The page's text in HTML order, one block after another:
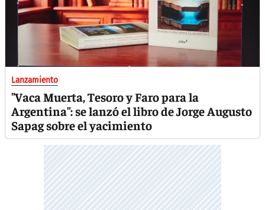
Lanzamiento
"Vaca Muerta, Tesoro y Faro para la
Argentina": se lanzó el libro de Jorge Augusto
Sapag sobre el yacimiento